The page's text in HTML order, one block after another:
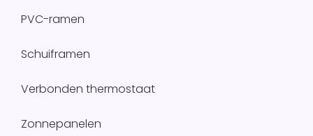
PVC-ramen
Schuiframen
Verbonden thermostaat
Zonnepanelen